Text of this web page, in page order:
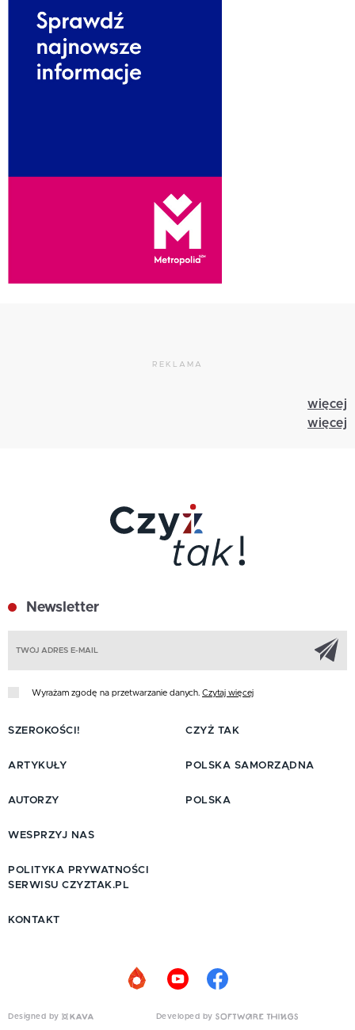
REKLAMA
więcej
więcej
Newsletter
Wyrażam zgodę na przetwarzanie danych. Czytaj więcej
SZEROKOŚCI!
ARTYKUŁY
AUTORZY
CZYŻ TAK
POLSKA SAMORZĄDNA
POLSKA
WESPRZYJ NAS
POLITYKA PRYWATNOŚCI
SERWISU CZYZTAK.PL
KONTAKT
Designed by Developed by